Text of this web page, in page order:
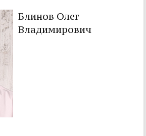
Блинов Олег
Владимирович